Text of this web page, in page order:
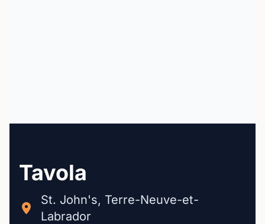
Tavola
St. John's, Terre-Neuve-et-
Labrador